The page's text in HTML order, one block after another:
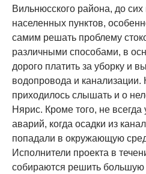
Вильнюсского района, до
населенных пунктов,
самим решать проблему
различными способами, в
дорого платить за уборку и
водопровода и канализации.
приходилось слышать и о
Нярис. Кроме того, не всегда
аварий, когда осадки из
попадали в окружающую
Исполнители проекта в
собираются решить большую